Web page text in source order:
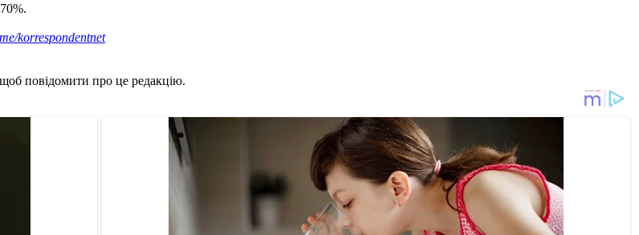
korrespondentnet
повідомити про це редакцію.